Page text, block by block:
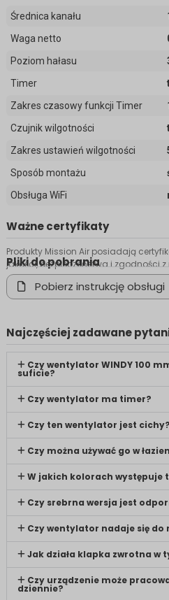
Średnica kanału
Waga netto
Poziom hałasu
Timer
Zakres czasowy funkcji Timer
Czujnik wilgotności
Zakres ustawień wilgotności
Sposób montażu
Obsługa WiFi
Ważne certyfikaty
Produkty Mission Air posiadają
jakości, bezpieczeństwa i zgodności z
Pliki do pobrania
Pobierz instrukcję obsługi
Najczęściej zadawane
Czy wentylator WINDY 100
suficie?
Czy wentylator ma timer?
Czy ten wentylator jest cichy?
Czy można używać go w
W jakich kolorach występuje
Czy srebrna wersja jest
Czy wentylator nadaje się do
Jak działa klapka zwrotna w
Czy urządzenie może
dziennie?